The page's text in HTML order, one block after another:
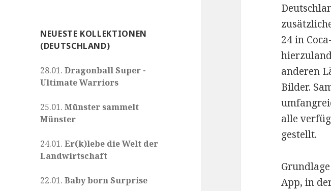
NEUESTE KOLLEKTIONEN
(DEUTSCHLAND)
28.01.Dragonball Super -
Ultimate Warriors
25.01.Münster sammelt
Münster
24.01.Er(k)lebe die Welt der
Landwirtschaft
22.01.Baby born Surprise
24 in
anderen
Bilder.
alle
gestellt.
App, in